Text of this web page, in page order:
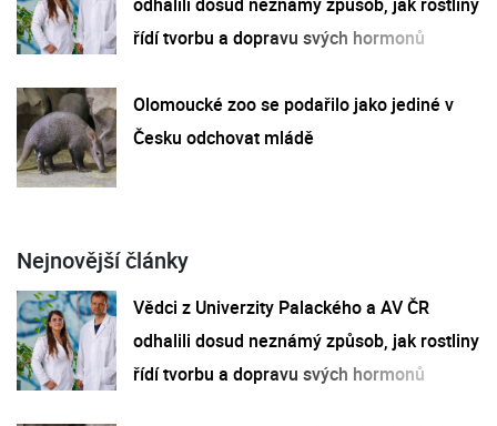
řídí tvorbu a dopravu svých hormonů
Olomoucké zoo se podařilo jako jediné v
Česku odchovat mládě
Nejnovější články
Vědci z Univerzity Palackého a AV ČR
odhalili dosud neznámý způsob, jak rostliny
řídí tvorbu a dopravu svých hormonů